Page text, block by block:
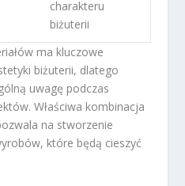
charakteru
biżuterii
ma kluczowe
biżuterii, dlatego
uwagę podczas
Właściwa kombinacja
na stworzenie
które będą cieszyć